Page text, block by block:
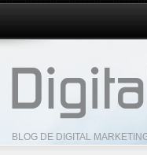
BLOG DE DIGITAL